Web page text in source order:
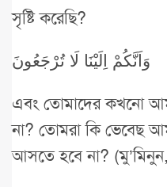
সৃষ্টি করেছি?
وَاَنَّكُمْ اِلَيْنَا لَا تُرْجَعُونَ
এবং তোমাদের কখনো
না? তোমরা কি ভেবেছ
আসতে হবে না?